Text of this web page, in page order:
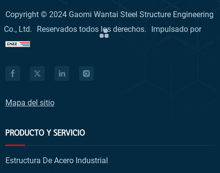
Copyright © 2024 Gaomi Wantai Steel Structure Engineering
Co., Ltd.
Reservados todos los derechos. Impulsado por
Mapa del sitio
PRODUCTO Y SERVICIO
Estructura De Acero Industrial